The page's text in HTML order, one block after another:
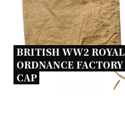
BRITISH WW2 ROYAL
ORDNANCE FACTORY
CAP